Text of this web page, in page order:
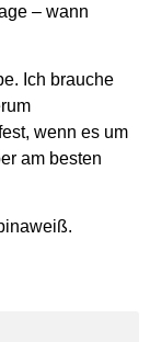
– wann
Ich brauche
wenn es um
am besten